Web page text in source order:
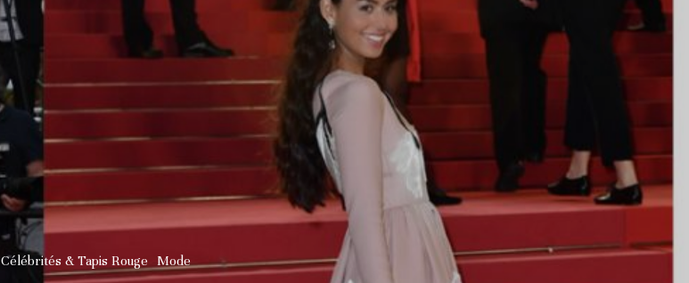
Célébrités & Tapis Rouge Mode